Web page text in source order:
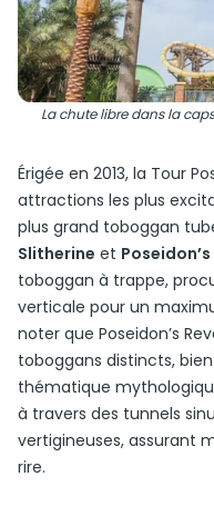
La chute libre dans la
Érigée en 2013, la Tour
attractions les plus
plus grand toboggan
Slitherine et
toboggan à trappe,
verticale pour un
noter que Poseidon’s
toboggans distincts,
thématique
à travers des tunnels
vertigineuses, assurant
rire.